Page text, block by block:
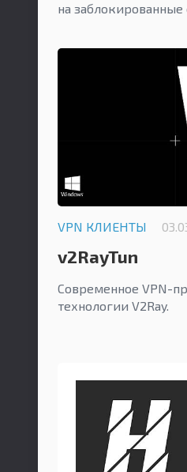
на
VPN КЛИЕНТЫ
v2RayTun
Современное VPN-
технологии V2Ray.